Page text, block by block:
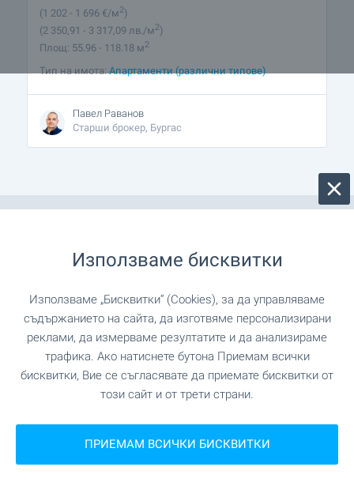
(1 202 - 1 696 €/м2)
(2 350,91 - 3 317,09 лв./м2)
Площ: 55.96 - 118.18 м2
Тип на имота: Апартаменти (различни типове)
Павел Раванов
Старши брокер, Бургас
☀️ Собствен дом на морето
за лятото! Изберете сега 👇
Използваме бисквитки
Използваме „Бисквитки“ (Cookies), за да управляваме
съдържанието на сайта, да изготвяме персонализирани
реклами, да измерваме резултатите и да анализираме
трафика. Ако натиснете бутона Приемам всички
бисквитки, Вие се съгласявате да приемате бисквитки от
този сайт и от трети страни.
ПРИЕМАМ ВСИЧКИ БИСКВИТКИ